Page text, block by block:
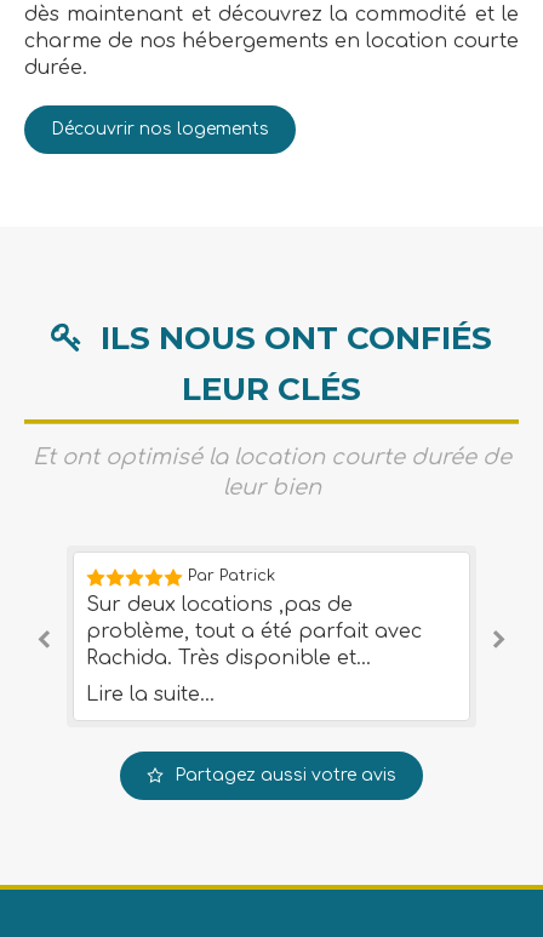
dès maintenant et découvrez la commodité et le
charme de nos hébergements en location courte
durée.
Découvrir nos logements
ILS NOUS ONT CONFIÉS
LEUR CLÉS
Et ont optimisé la location courte durée de
leur bien
Par Patrick
Sur deux locations ,pas de
problème, tout a été parfait avec
Rachida. Très disponible et
professionnelle.
Lire la suite...
Partagez aussi votre avis